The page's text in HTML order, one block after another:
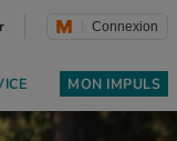
Connexion
MON IMPULS